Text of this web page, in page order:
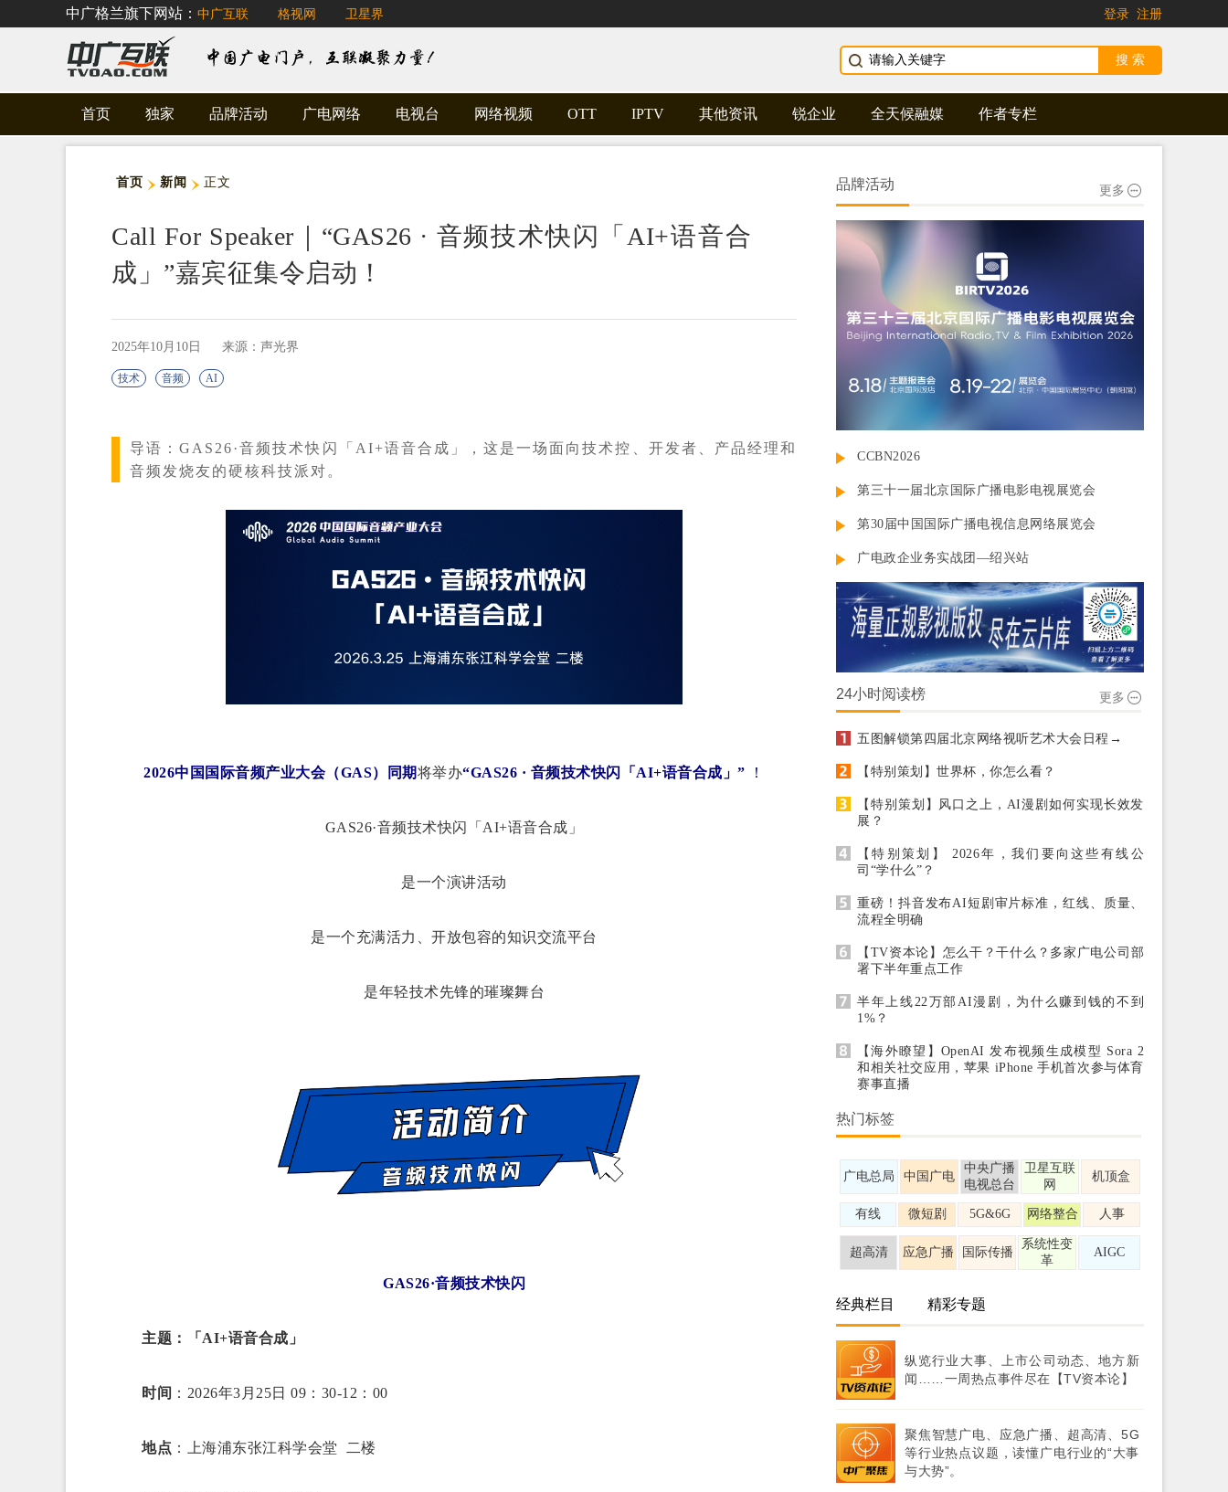
中广格兰旗下网站： 中广互联 格视网 卫星界 登录 注册
首页 独家 品牌活动 广电网络 电视台 网络视频 OTT IPTV 其他资讯 锐企业 全天候融媒 作者专栏
首页 新闻 正文
Call For Speaker｜“GAS26 · 音频技术快闪「AI+语音合
成」”嘉宾征集令启动！
2025年10月10日 来源：声光界
技术 音频 AI
导语：GAS26·音频技术快闪「AI+语音合成」，这是一场面向技术控、开发者、产品经理和
音频发烧友的硬核科技派对。
2026中国国际音频产业大会（GAS）同期将举办“GAS26 · 音频技术快闪 「AI+语音合成」” ！
GAS26·音频技术快闪「AI+语音合成」
是一个演讲活动
是一个充满活力、开放包容的知识交流平台
是年轻技术先锋的璀璨舞台
GAS26·音频技术快闪
主题： 「AI+语音合成」
时间 ：2026年3月25日 09：30-12：00
地点 ：上海浦东张江科学会堂 二楼
品牌活动 更多
CCBN2026
第三十一届北京国际广播电影电视展览会
第30届中国国际广播电视信息网络展览会
广电政企业务实战团—绍兴站
24小时阅读榜 更多
五图解锁第四届北京网络视听艺术大会日程→
【特别策划】世界杯，你怎么看？
【特别策划】风口之上，AI漫剧如何实现长效发
展？
【特别策划】 2026年，我们要向这些有线公
司“学什么”？
重磅！抖音发布AI短剧审片标准，红线、质量、
流程全明确
【TV资本论】怎么干？干什么？多家广电公司部
署下半年重点工作
半年上线22万部AI漫剧，为什么赚到钱的不到
1%？
【海外瞭望】OpenAI 发布视频生成模型 Sora 2
和相关社交应用，苹果 iPhone 手机首次参与体育
赛事直播
热门标签
广电总局 中国广电
中央广播
电视总台
卫星互联
网
机顶盒
有线 微短剧 5G&6G 网络整合 人事
超高清 应急广播 国际传播
系统性变
革
AIGC
经典栏目 精彩专题
纵览行业大事、上市公司动态、地方新
闻……一周热点事件尽在【TV资本论】
聚焦智慧广电、应急广播、超高清、5G
等行业热点议题，读懂广电行业的“大事
与大势”。